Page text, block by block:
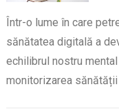
Într-o lume în care
sănătatea digitală a
echilibrul nostru
monitorizarea